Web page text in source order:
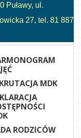
Puławy, ul.
27, tel. 81 887
MDK
RODZICÓW